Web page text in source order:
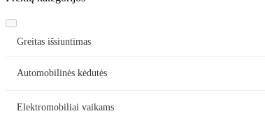
Greitas išsiuntimas
Automobilinės kėdutės
Elektromobiliai vaikams